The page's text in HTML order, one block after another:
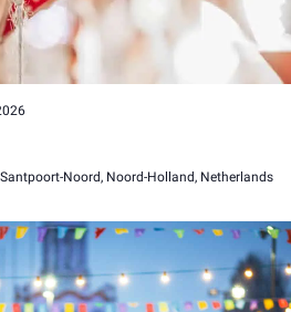
Noord, Noord-Holland, Netherlands